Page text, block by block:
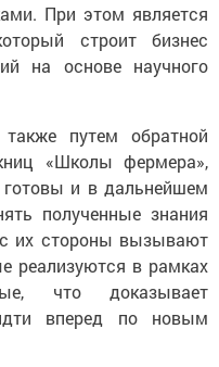
При этом является
строит бизнес
на основе научного
путем обратной
«Школы фермера»,
и в дальнейшем
полученные знания
их стороны вызывают
реализуются в рамках
что доказывает
вперед по новым